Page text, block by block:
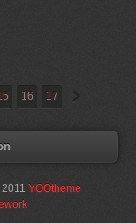
16 17
YOOtheme